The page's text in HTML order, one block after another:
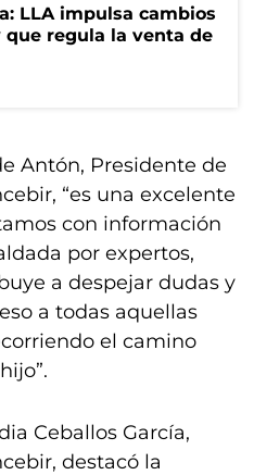
LLA impulsa cambios
que regula la venta de
Antón, Presidente de
“es una excelente
con información
por expertos,
a despejar dudas y
a todas aquellas
el camino
Ceballos García,
destacó la